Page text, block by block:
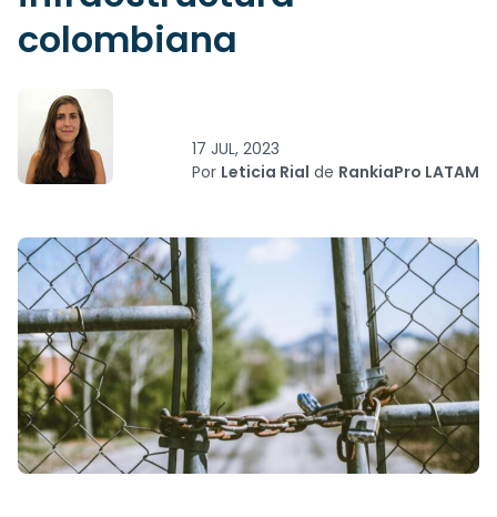
colombiana
17 JUL, 2023
Por Leticia Rial de RankiaPro LATAM